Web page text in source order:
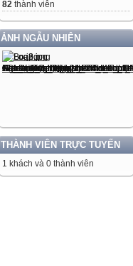
82 thành viên
ẢNH NGẪU NHIÊN
THÀNH VIÊN TRỰC TUYẾN
1 khách và 0 thành viên